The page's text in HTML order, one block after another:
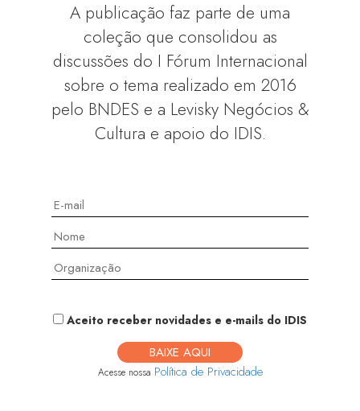
A publicação faz parte de uma
coleção que consolidou as
discussões do I Fórum Internacional
sobre o tema realizado em 2016
pelo BNDES e a Levisky Negócios &
Cultura e apoio do IDIS.
Aceito receber novidades e e-mails do IDIS
Acesse nossa Política de Privacidade